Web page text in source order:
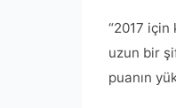
“2017
uzun bir
puanın